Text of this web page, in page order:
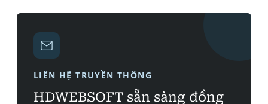
LIÊN HỆ TRUYỀN THÔNG
HDWEBSOFT sẵn sàng đồng